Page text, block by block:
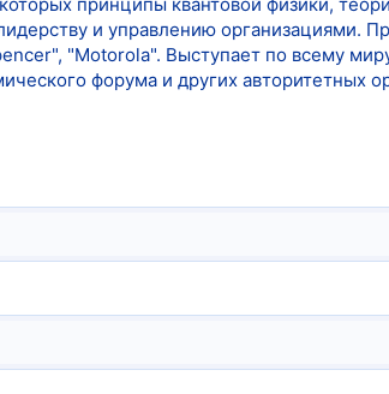
и управлению организациями.
"Motorola". Выступает по всему
форума и других авторитетных